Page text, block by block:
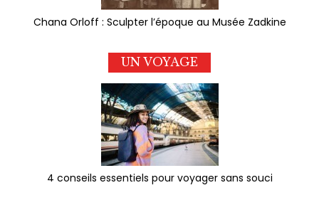
Chana Orloff : Sculpter l’époque au Musée Zadkine
UN VOYAGE
4 conseils essentiels pour voyager sans souci